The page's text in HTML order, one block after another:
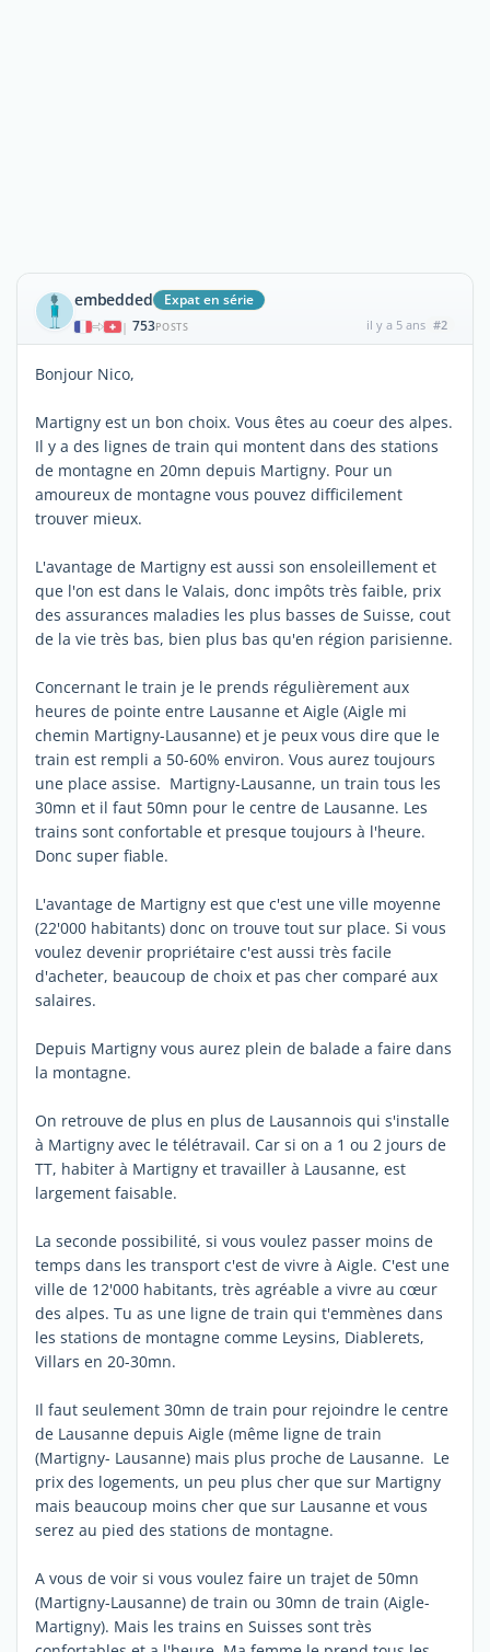
embedded Expat en série
| 753POSTS il y a 5 ans #2
Bonjour Nico,
Martigny est un bon choix. Vous êtes au coeur des alpes.
Il y a des lignes de train qui montent dans des stations
de montagne en 20mn depuis Martigny. Pour un
amoureux de montagne vous pouvez difficilement
trouver mieux.
L'avantage de Martigny est aussi son ensoleillement et
que l'on est dans le Valais, donc impôts très faible, prix
des assurances maladies les plus basses de Suisse, cout
de la vie très bas, bien plus bas qu'en région parisienne.
Concernant le train je le prends régulièrement aux
heures de pointe entre Lausanne et Aigle (Aigle mi
chemin Martigny-Lausanne) et je peux vous dire que le
train est rempli a 50-60% environ. Vous aurez toujours
une place assise. Martigny-Lausanne, un train tous les
30mn et il faut 50mn pour le centre de Lausanne. Les
trains sont confortable et presque toujours à l'heure.
Donc super fiable.
L'avantage de Martigny est que c'est une ville moyenne
(22'000 habitants) donc on trouve tout sur place. Si vous
voulez devenir propriétaire c'est aussi très facile
d'acheter, beaucoup de choix et pas cher comparé aux
salaires.
Depuis Martigny vous aurez plein de balade a faire dans
la montagne.
On retrouve de plus en plus de Lausannois qui s'installe
à Martigny avec le télétravail. Car si on a 1 ou 2 jours de
TT, habiter à Martigny et travailler à Lausanne, est
largement faisable.
La seconde possibilité, si vous voulez passer moins de
temps dans les transport c'est de vivre à Aigle. C'est une
ville de 12'000 habitants, très agréable a vivre au cœur
des alpes. Tu as une ligne de train qui t'emmènes dans
les stations de montagne comme Leysins, Diablerets,
Villars en 20-30mn.
Il faut seulement 30mn de train pour rejoindre le centre
de Lausanne depuis Aigle (même ligne de train
(Martigny- Lausanne) mais plus proche de Lausanne. Le
prix des logements, un peu plus cher que sur Martigny
mais beaucoup moins cher que sur Lausanne et vous
serez au pied des stations de montagne.
A vous de voir si vous voulez faire un trajet de 50mn
(Martigny-Lausanne) de train ou 30mn de train (Aigle-
Martigny). Mais les trains en Suisses sont très